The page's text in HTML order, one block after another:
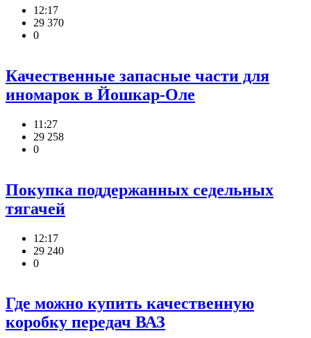
12:17
29 370
0
Качественные запасные части для
иномарок в Йошкар-Оле
11:27
29 258
0
Покупка поддержанных седельных
тягачей
12:17
29 240
0
Где можно купить качественную
коробку передач ВАЗ